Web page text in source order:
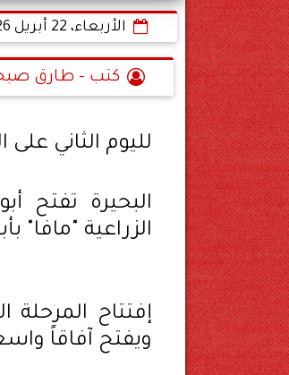
الأربعاء، 22 أبريل 2026
كتب - طارق
لليوم الثاني على
البحيرة تفتح
الزراعية "مافا"
ويفتح آفاقاً